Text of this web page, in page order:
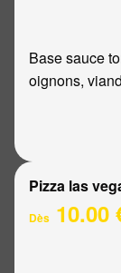
Base sauce
oignons,
Pizza las
Dès 10.00